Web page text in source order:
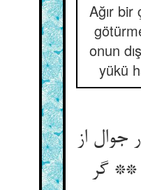
Ağır bir
onun
yükü
جوال از
** گر